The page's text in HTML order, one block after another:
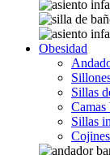
Obesidad
Sillas
Camas
Sillas